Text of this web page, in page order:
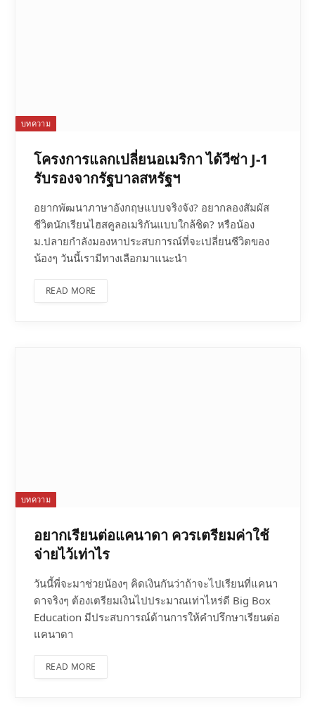
บทความ
โครงการแลกเปลี่ยนอเมริกา ได้วีซ่า J-1
รับรองจากรัฐบาลสหรัฐฯ
อยากพัฒนาภาษาอังกฤษแบบจริงจัง? อยากลองสัมผัส
ชีวิตนักเรียนไฮสคูลอเมริกันแบบใกล้ชิด? หรือน้อง
ม.ปลายกำลังมองหาประสบการณ์ที่จะเปลี่ยนชีวิตของ
น้องๆ วันนี้เรามีทางเลือกมาแนะนำ
READ MORE
บทความ
อยากเรียนต่อแคนาดา ควรเตรียมค่าใช้
จ่ายไว้เท่าไร
วันนี้พี่จะมาช่วยน้องๆ คิดเงินกันว่าถ้าจะไปเรียนที่แคนา
ดาจริงๆ ต้องเตรียมเงินไปประมาณเท่าไหร่ดี Big Box
Education มีประสบการณ์ด้านการให้คำปรึกษาเรียนต่อ
แคนาดา
READ MORE